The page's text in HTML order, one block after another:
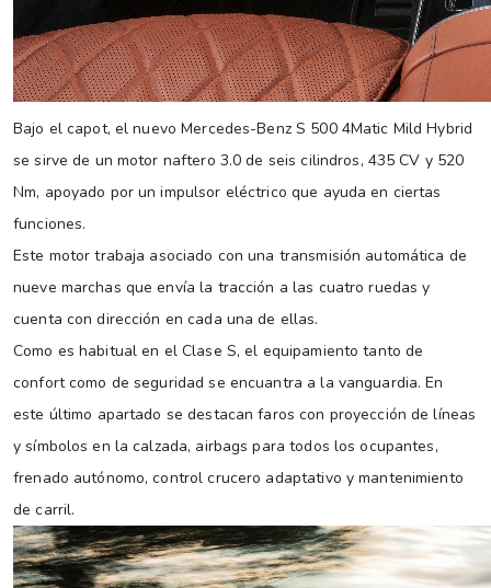
Bajo el capot, el nuevo Mercedes-Benz S 500 4Matic Mild Hybrid
se sirve de un motor naftero 3.0 de seis cilindros, 435 CV y 520
Nm, apoyado por un impulsor eléctrico que ayuda en ciertas
funciones.
Este motor trabaja asociado con una transmisión automática de
nueve marchas que envía la tracción a las cuatro ruedas y
cuenta con dirección en cada una de ellas.
Como es habitual en el Clase S, el equipamiento tanto de
confort como de seguridad se encuantra a la vanguardia. En
este último apartado se destacan faros con proyección de líneas
y símbolos en la calzada, airbags para todos los ocupantes,
frenado autónomo, control crucero adaptativo y mantenimiento
de carril.